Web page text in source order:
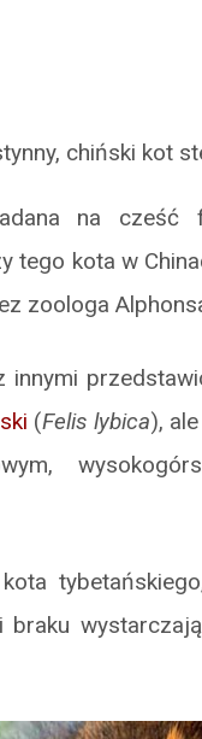
chiński kot
na cześć
tego kota w
zoologa
(Felis lybica),